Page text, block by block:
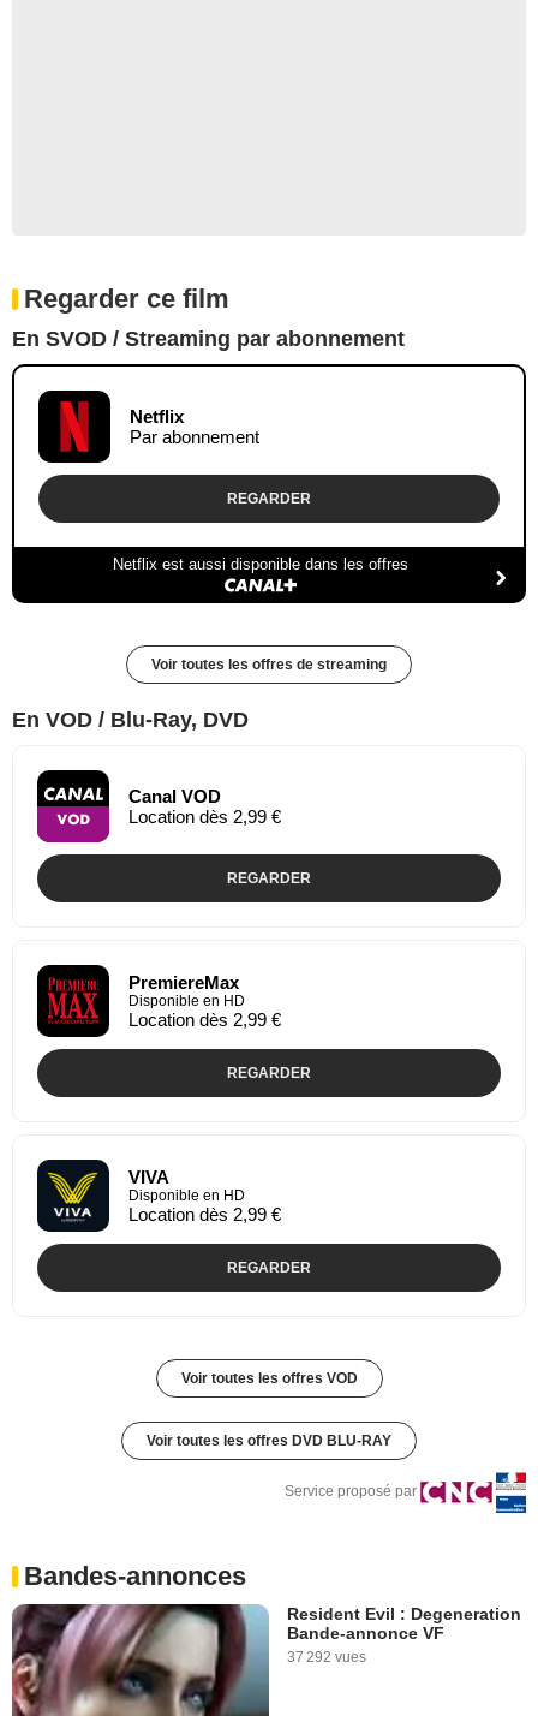
Regarder ce film
En SVOD / Streaming par abonnement
Netflix
Par abonnement
REGARDER
Netflix est aussi disponible dans les offres
Voir toutes les offres de streaming
En VOD / Blu-Ray, DVD
Canal VOD
Location dès 2,99 €
REGARDER
PremiereMax
Disponible en HD
Location dès 2,99 €
REGARDER
VIVA
Disponible en HD
Location dès 2,99 €
REGARDER
Voir toutes les offres VOD
Voir toutes les offres DVD BLU-RAY
Service proposé par
Bandes-annonces
Resident Evil : Degeneration
Bande-annonce VF
37 292 vues